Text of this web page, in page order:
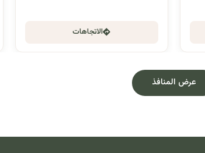
الاتجاهات
عرض المنافذ